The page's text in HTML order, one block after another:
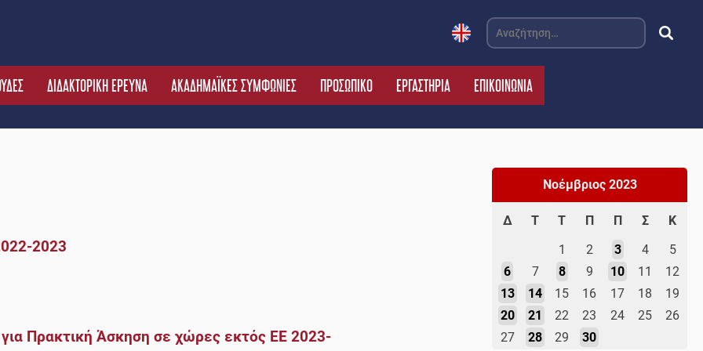
Αναζήτηση
για:
ΔΙΔΑΚΤΟΡΙΚΗ ΕΡΕΥΝΑ ΑΚΑΔΗΜΑΪΚΕΣ ΣΥΜΦΩΝΙΕΣ ΠΡΟΣΩΠΙΚΟ ΕΡΓΑΣΤΗΡΙΑ ΕΠΙΚΟΙΝΩΝΙΑ
2023
Πρακτική Άσκηση σε χώρες εκτός ΕΕ 2023-
Νοέμβριος 2023
Δ Τ Τ Π Π Σ
Κ
1
2 3 4
5
6
7 8 9 10 11
12
13
14 15 16 17 18
19
20
21 22 23 24 25
26
27
28 29
30